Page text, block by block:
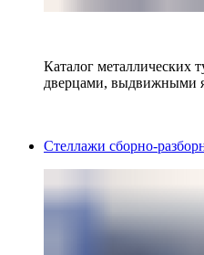
Каталог металлических
дверцами, выдвижными
Стеллажи сборно-